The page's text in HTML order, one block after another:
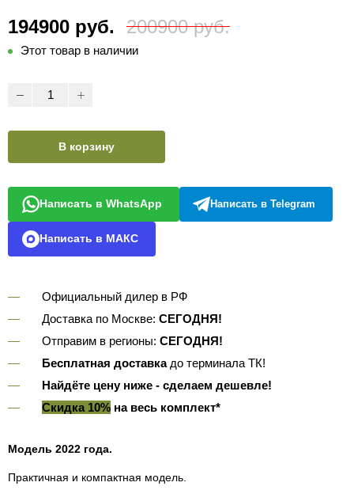
194900 руб. 200900 руб.
Этот товар в наличии
В корзину
Написать в WhatsApp Написать в Telegram
Написать в МАКС
Официальный дилер в РФ
Доставка по Москве: СЕГОДНЯ!
Отправим в регионы: СЕГОДНЯ!
Бесплатная доставкадо терминала ТК!
Найдёте цену ниже - сделаем дешевле!
Скидка 10%на весь комплект*
Модель 2022 года.
Практичная и компактная модель.